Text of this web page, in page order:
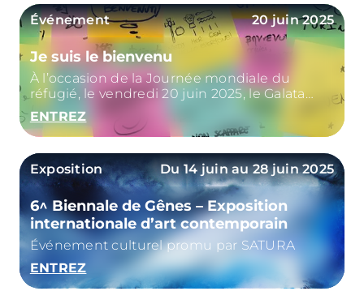
Événement 20 juin 2025
Je suis le bienvenu
À l’occasion de la Journée mondiale du
réfugié, le vendredi 20 juin 2025, le Galata
Museo del Mare accueillera « Je suis le
bienvenu ».
ENTREZ
Exposition Du 14 juin au 28 juin 2025
6^ Biennale de Gênes – Exposition
internationale d’art contemporain
Événement culturel promu par SATURA
ENTREZ